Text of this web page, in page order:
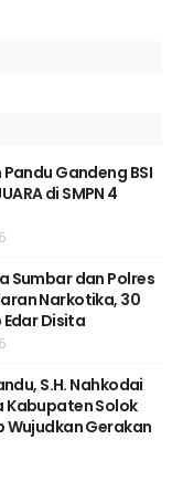
Gandeng BSI
di SMPN 4
Sumbar dan Polres
Narkotika, 30
Disita
S.H. Nahkodai
Kabupaten Solok
Wujudkan Gerakan